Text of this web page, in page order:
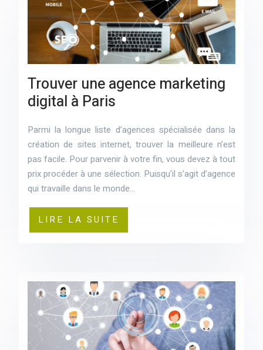
Trouver une agence marketing
digital à Paris
Parmi la longue liste d’agences spécialisée dans la
création de sites internet, trouver la meilleure n’est
pas facile. Pour parvenir à votre fin, vous devez à tout
prix procéder à une sélection. Puisqu’il s’agit d’agence
qui travaille dans le monde…
LIRE LA SUITE